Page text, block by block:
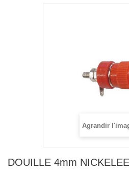
Agrandir
DOUILLE 4mm